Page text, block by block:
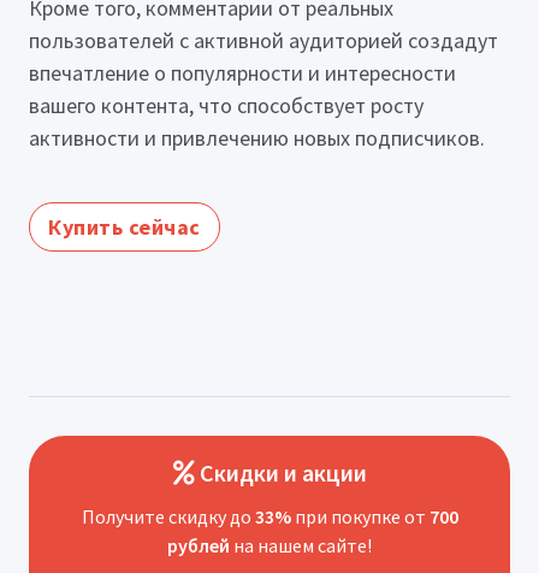
Кроме того, комментарии от реальных
пользователей с активной аудиторией создадут
впечатление о популярности и интересности
вашего контента, что способствует росту
активности и привлечению новых подписчиков.
Купить сейчас
Скидки и акции
Получите скидку до 33%при покупке от 700
рублей на нашем сайте!